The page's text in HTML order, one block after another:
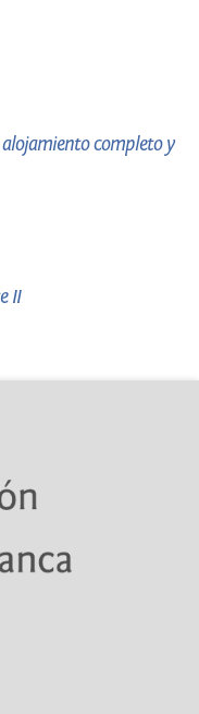
alojamiento completo y
II